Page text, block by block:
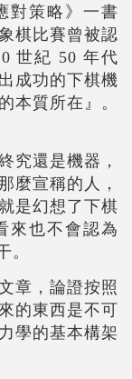
對策略》一書
棋比賽曾被認
世紀 50 年代
成功的下棋機
本質所在』。
究還是機器，
麼宣稱的人，
是幻想了下棋
來也不會認為
。
章，論證按照
的東西是不可
學的基本構架